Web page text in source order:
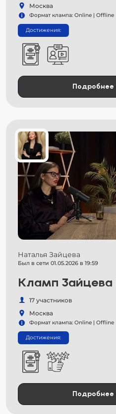
Москва
Формат клампа: Online | Offline
Достижения:
Подробнее
Наталья Зайцева
Был в сети 01.05.2026 в 19:59
Кламп Зайцева
17 участников
Москва
Формат клампа: Online | Offline
Достижения:
Подробнее